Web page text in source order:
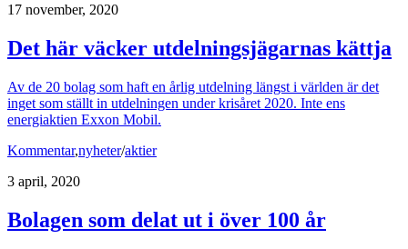
17 november, 2020
Det här väcker utdelningsjägarnas kättja
Av de 20 bolag som haft en årlig utdelning längst i världen är det
inget som ställt in utdelningen under krisåret 2020. Inte ens
energiaktien Exxon Mobil.
Kommentar,nyheter/aktier
3 april, 2020
Bolagen som delat ut i över 100 år